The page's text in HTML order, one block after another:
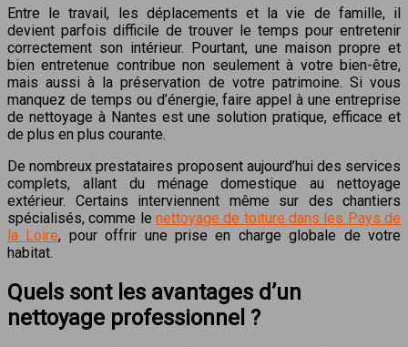
Entre le travail, les déplacements et la vie de famille, il
devient parfois difficile de trouver le temps pour entretenir
correctement son intérieur. Pourtant, une maison propre et
bien entretenue contribue non seulement à votre bien-être,
mais aussi à la préservation de votre patrimoine. Si vous
manquez de temps ou d’énergie, faire appel à une entreprise
de nettoyage à Nantes est une solution pratique, efficace et
de plus en plus courante.
De nombreux prestataires proposent aujourd’hui des services
complets, allant du ménage domestique au nettoyage
extérieur. Certains interviennent même sur des chantiers
spécialisés, comme le nettoyage de toiture dans les Pays de
la Loire, pour offrir une prise en charge globale de votre
habitat.
Quels sont les avantages d’un
nettoyage professionnel ?